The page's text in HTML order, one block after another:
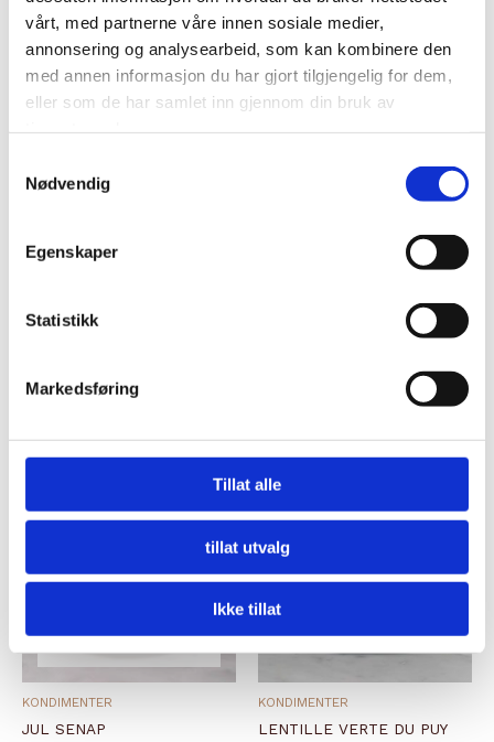
vårt, med partnerne våre innen sosiale medier,
annonsering og analysearbeid, som kan kombinere den
med annen informasjon du har gjort tilgjengelig for dem,
eller som de har samlet inn gjennom din bruk av
Nødvendig
Egenskaper
Statistikk
Markedsføring
Tillat alle
tillat utvalg
Ikke tillat
KONDIMENTER
Legg til i handlekurv
Legg til i ønskeliste
KONDIMENTER
JUL SENAP
KONDIMENTER
LENTILLE VERTE DU PUY